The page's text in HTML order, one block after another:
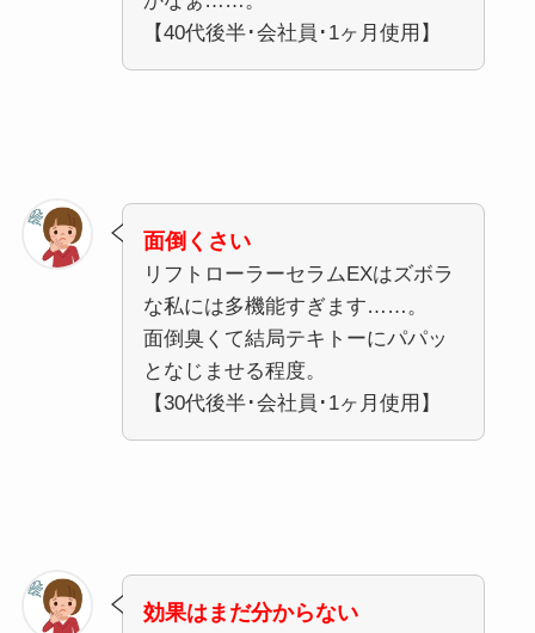
【40代後半･会社員･1ヶ月使用】
面倒くさい
リフトローラーセラムEXはズボラ
な私には多機能すぎます……。
面倒臭くて結局テキトーにパパッ
となじませる程度。
【30代後半･会社員･1ヶ月使用】
効果はまだ分からない